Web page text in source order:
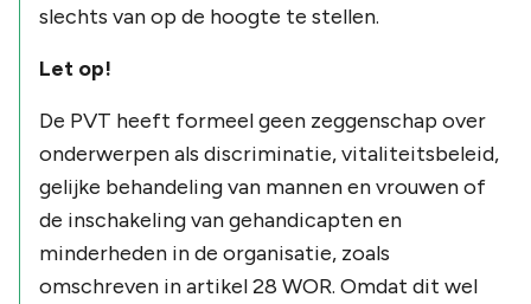
slechts van op de hoogte te stellen.
Let op!
De PVT heeft formeel geen zeggenschap over
onderwerpen als discriminatie, vitaliteitsbeleid,
gelijke behandeling van mannen en vrouwen of
de inschakeling van gehandicapten en
minderheden in de organisatie, zoals
omschreven in artikel 28 WOR. Omdat dit wel